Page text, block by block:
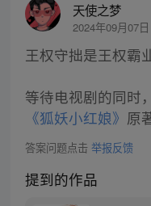
天使之梦
2024年09月07
王权守拙是王权霸
等待电视剧的同时
《狐妖小红娘》 原
答案问题点击 举报反馈
提到的作品